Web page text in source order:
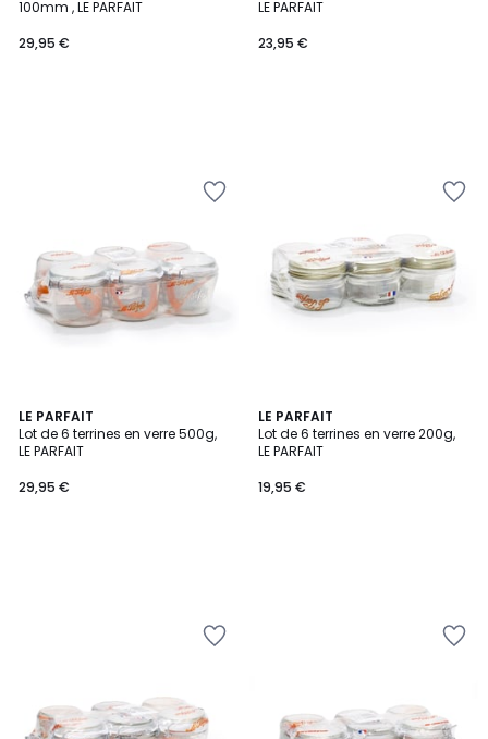
100mm , LE PARFAIT
€.
29,95 €
LE PARFAIT
23,95 €
LE PARFAIT
Lot de 6 terrines en verre 500g,
LE PARFAIT
29,95 €
LE PARFAIT
Lot de 6 terrines en verre 200g,
LE PARFAIT
19,95 €